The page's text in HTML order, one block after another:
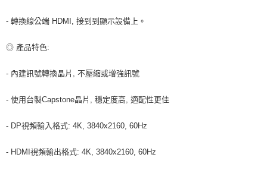
- 轉換線公端 HDMI, 接到到顯示設備上。
◎ 產品特色:
- 內建訊號轉換晶片, 不壓縮或增強訊號
- 使用台製Capstone晶片, 穩定度高, 適配性更佳
- DP視頻輸入格式: 4K, 3840x2160, 60Hz
- HDMI視頻輸出格式: 4K, 3840x2160, 60Hz